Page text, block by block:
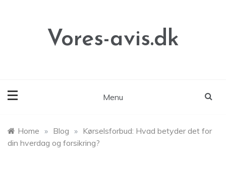
Vores-avis.dk
Menu
Home » Blog » Kørselsforbud: Hvad betyder det for
din hverdag og forsikring?